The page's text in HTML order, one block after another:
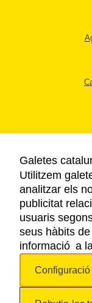
Galetes
Utilitzem
analitzar els
publicitat
usuaris
seus hàbits
informació a